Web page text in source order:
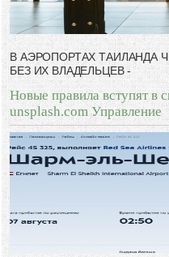
В АЭРОПОРТАХ ТАИЛАНДА
БЕЗ ИХ ВЛАДЕЛЬЦЕВ -
Новые правила вступят в
unsplash.com Управление